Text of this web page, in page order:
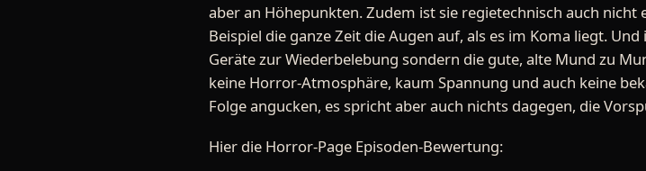
aber an Höhepunkten. Zudem ist sie regietechnisch auch
Beispiel die ganze Zeit die Augen auf, als es im Koma liegt.
Geräte zur Wiederbelebung sondern die gute, alte Mund zu
keine Horror-Atmosphäre, kaum Spannung und auch keine
Folge angucken, es spricht aber auch nichts dagegen, die
Hier die Horror-Page Episoden-Bewertung: